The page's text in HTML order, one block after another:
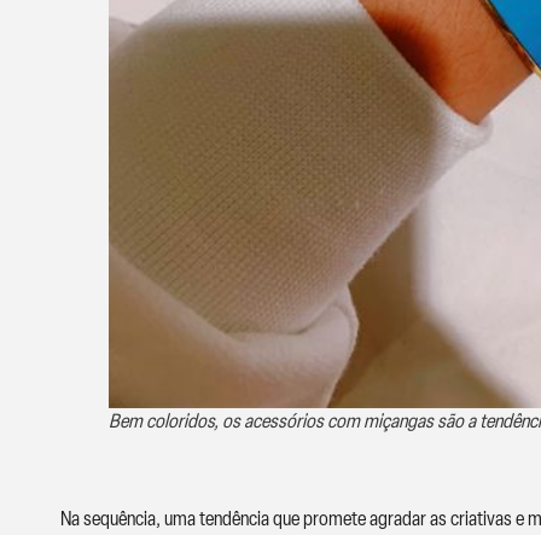
Bem coloridos, os acessórios com miçangas são a
Na sequência, uma tendência que promete agradar as criativas